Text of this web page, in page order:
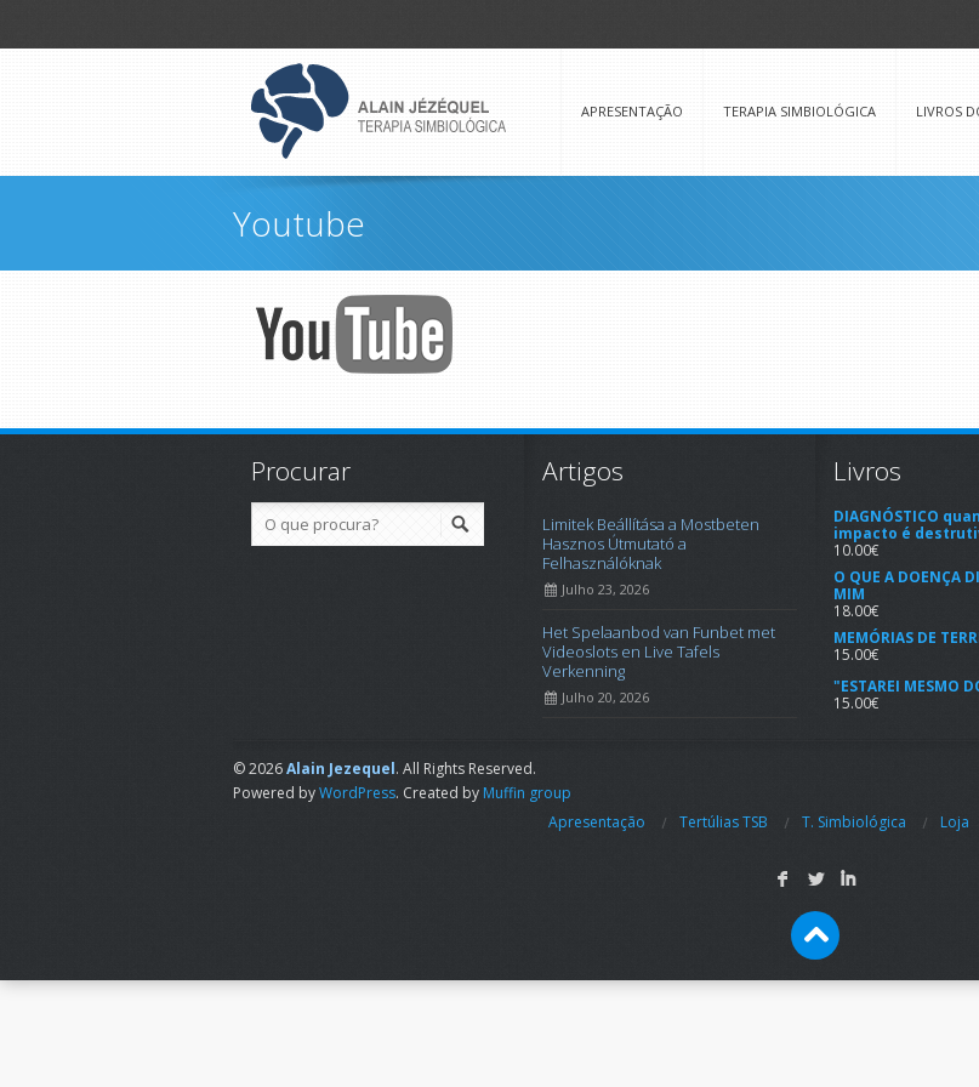
APRESENTAÇÃO TERAPIA SIMBIOLÓGICA LIVROS
Youtube
Procurar Artigos
Limitek Beállítása a Mostbeten
Hasznos Útmutató a
Felhasználóknak
Julho 23, 2026
Het Spelaanbod van Funbet met
Videoslots en Live Tafels
Verkenning
Julho 20, 2026
Livros
DIAGNÓSTICO
impacto é
10.00€
O QUE A DOENÇA
MIM
18.00€
MEMÓRIAS DE
15.00€
"ESTAREI MESMO
15.00€
© 2026Alain Jezequel. All Rights Reserved.
Powered byWordPress. Created by Muffin group
Apresentação
Tertúlias TSB T. Simbiológica Loja
F L I